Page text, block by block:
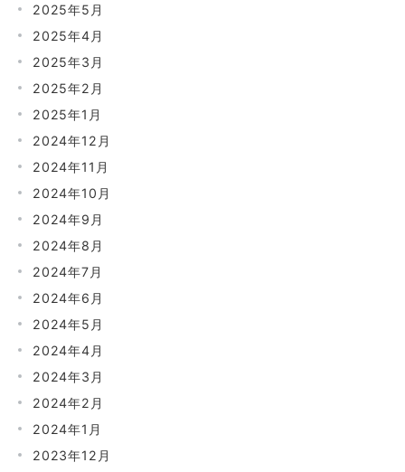
2025年5月
2025年4月
2025年3月
2025年2月
2025年1月
2024年12月
2024年11月
2024年10月
2024年9月
2024年8月
2024年7月
2024年6月
2024年5月
2024年4月
2024年3月
2024年2月
2024年1月
2023年12月